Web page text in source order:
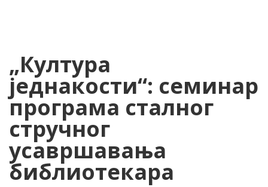
„Култура
једнакости“: семинар
програма сталног
стручног
усавршавања
библиотекара